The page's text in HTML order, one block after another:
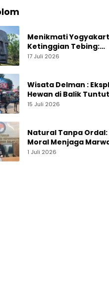
Menikmati
Ketinggian Tebing:
Menelusuri Pesona
17 Juli 2026
Wisata Delman :
Hewan di Balik
Perut Kusir
15 Juli 2026
Natural Tanpa Ordal:
Moral Menjaga
Perguruan Tinggi
1 Juli 2026